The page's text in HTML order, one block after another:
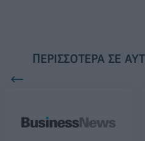
ΠΕΡΙΣΣΌΤΕΡΑ ΣΕ